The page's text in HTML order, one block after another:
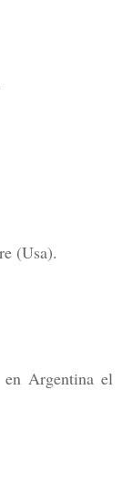
(Usa).
en Argentina el